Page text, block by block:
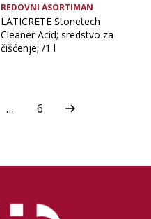
REDOVNI ASORTIMAN
LATICRETE Stonetech
Cleaner Acid; sredstvo za
čišćenje; /1 l
… 6